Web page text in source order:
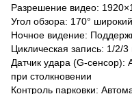
Разрешение видео:
Угол обзора: 170°
Ночное видение:
Циклическая запись: 1/2/
Датчик удара (G-сенсор):
при столкновении
Контроль парковки: